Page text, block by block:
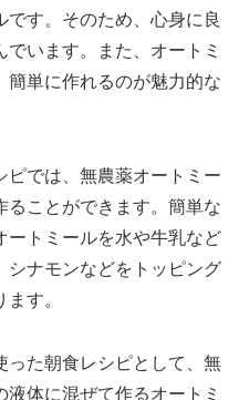
す。そのため、心身に良
います。また、オートミ
簡単に作れるのが魅力的な
ピでは、無農薬オートミー
ることができます。簡単な
ートミールを水や牛乳など
シナモンなどをトッピング
す。
った朝食レシピとして、無
体に混ぜて作るオートミ